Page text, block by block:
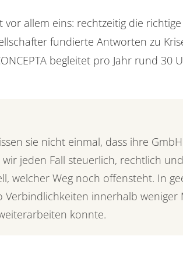
allem eins: rechtzeitig die
fundierte Antworten zu
begleitet pro Jahr rund 30
sie nicht einmal, dass ihre
jeden Fall steuerlich, rechtlich und
welcher Weg noch offensteht. In
innerhalb weniger
konnte.